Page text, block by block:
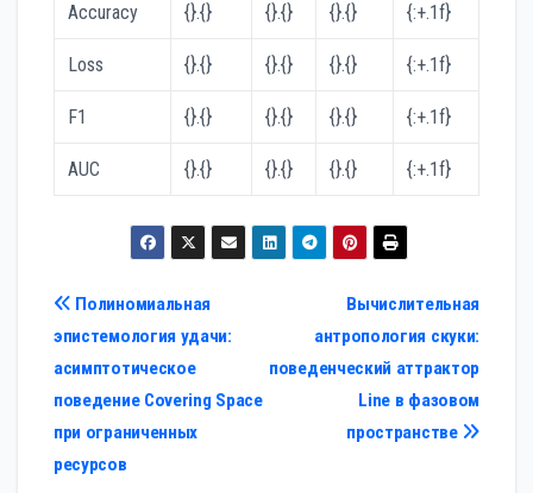
Accuracy {}.{} {}.{} {}.{} {:+.1f}
Loss {}.{} {}.{} {}.{} {:+.1f}
F1 {}.{} {}.{} {}.{} {:+.1f}
AUC {}.{} {}.{} {}.{} {:+.1f}
Навигация
по
записям
Вычислительная
антропология скуки:
поведенческий аттрактор
Line в фазовом
пространстве
Полиномиальная
эпистемология удачи:
асимптотическое
поведение Covering Space
при ограниченных
ресурсов